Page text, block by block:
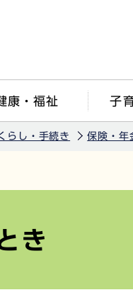
康・福祉 子
らし・手続き 保険・年
き